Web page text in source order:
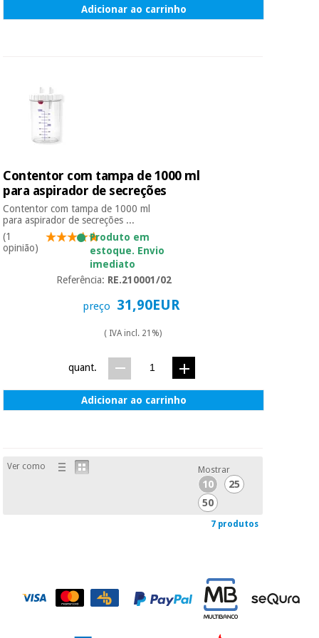
Adicionar ao carrinho
Contentor com tampa de 1000 ml
para aspirador de secreções
Contentor com tampa de 1000 ml
para aspirador de secreções ...
(1
opinião)
Produto em
estoque. Envio
imediato
Referência: RE.210001/02
preço 31,90EUR
( IVA incl. 21%)
quant.
Adicionar ao carrinho
Ver como Mostrar
10
25
50
7 produtos